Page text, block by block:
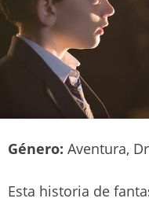
Género: Aventura,
Esta historia de